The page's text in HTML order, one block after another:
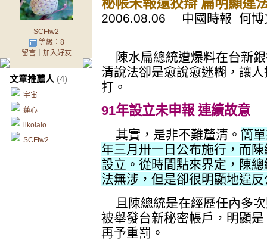
SCFtw2
等級：8
留言｜ 加入好友
文章推薦人 (4)
宇宙
蓮心
likolalo
SCFtw2
2006.08.06 中國時報 何博
陳水扁總統遭爆料在台新
清說法卻是愈說愈迷糊，讓
打。
91年設立未申報 連續故意
其實，是非不難釐清。 簡
年三月卅一日公布施行，而
設立。從時間點來界定，陳
法無涉，但是卻很明顯地違
且陳總統是在經歷任內多
被舉發台新秘密帳戶，明顯
再予重罰。